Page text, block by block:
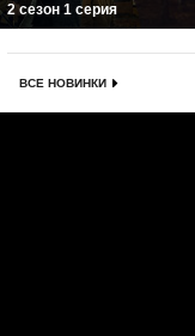
2 сезон 1 серия
ВСЕ НОВИНКИ